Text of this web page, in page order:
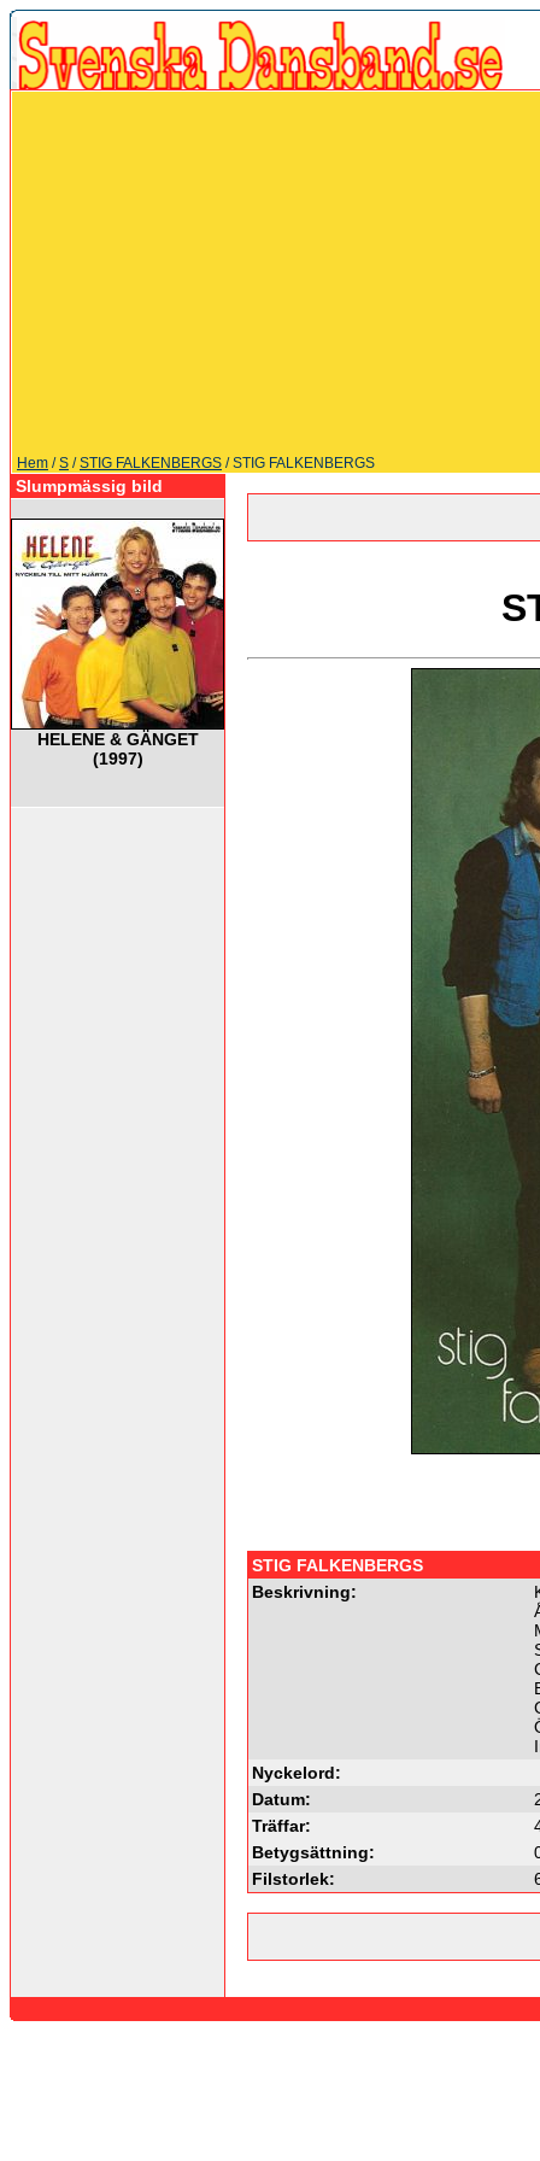
Hem /S /STIG FALKENBERGS / STIG FALKENBERGS
Slumpmässig bild
HELENE & GÄNGET
(1997)
STIG FALKENBERGS
Beskrivning:
Nyckelord:
Datum:
Träffar:
Betygsättning:
Filstorlek: